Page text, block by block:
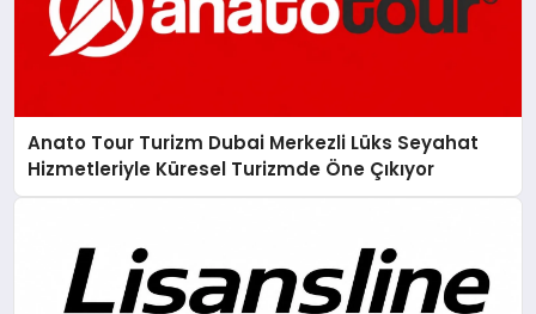
Anato Tour Turizm Dubai Merkezli Lüks Seyahat
Hizmetleriyle Küresel Turizmde Öne Çıkıyor